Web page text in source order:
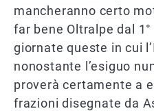
mancheranno certo
far bene Oltralpe dal
giornate queste in cui
nonostante l’esiguo
proverà certamente a
frazioni disegnate da